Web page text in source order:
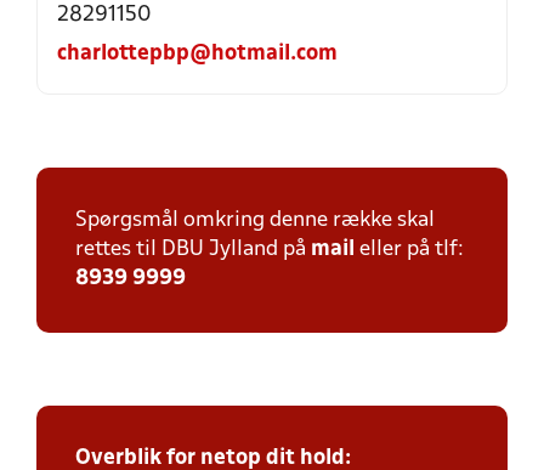
28291150
charlottepbp@hotmail.com
Spørgsmål omkring denne række skal
rettes til DBU Jylland på mail eller på tlf:
8939 9999
Overblik for netop dit hold: